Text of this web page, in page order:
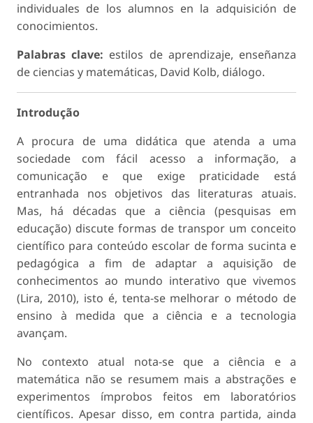
individuales de los alumnos en la adquisición de
conocimientos.
Palabras clave: estilos de aprendizaje, enseñanza
de ciencias y matemáticas, David Kolb, diálogo.
Introdução
A procura de uma didática que atenda a uma
sociedade com fácil acesso a informação, a
comunicação e que exige praticidade está
entranhada nos objetivos das literaturas atuais.
Mas, há décadas que a ciência (pesquisas em
educação) discute formas de transpor um conceito
científico para conteúdo escolar de forma sucinta e
pedagógica a fim de adaptar a aquisição de
conhecimentos ao mundo interativo que vivemos
(Lira, 2010), isto é, tenta-se melhorar o método de
ensino à medida que a ciência e a tecnologia
avançam.
No contexto atual nota-se que a ciência e a
matemática não se resumem mais a abstrações e
experimentos ímprobos feitos em laboratórios
científicos. Apesar disso, em contra partida, ainda